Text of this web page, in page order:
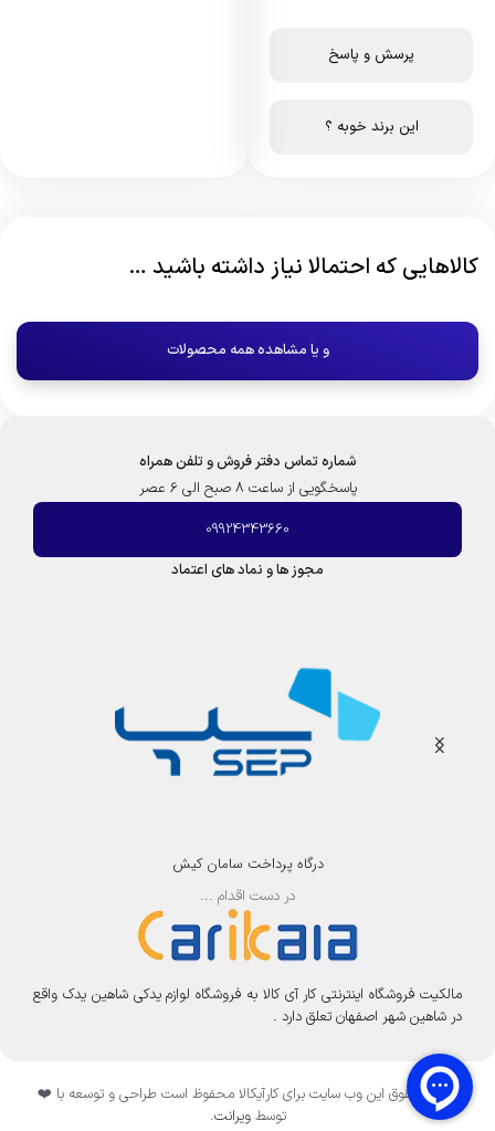
پرسش و پاسخ
این برند خوبه ؟
کالاهایی که احتمالا نیاز داشته باشید …
و یا مشاهده همه محصولات
شماره تماس دفتر فروش و تلفن همراه
پاسخگویی از ساعت 8 صبح الی 6 عصر
09924343660
مجوز ها و نماد های اعتماد
درگاه پرداخت سامان کیش
در دست اقدام ...
مالکیت فروشگاه اینترنتی کار آی کالا به فروشگاه لوازم یدکی شاهین یدک واقع
در شاهین شهر اصفهان تعلق دارد .
تمامی حقوق این وب سایت برای کارآیکالا محفوظ است طراحی و توسعه با ❤️
توسطویرانت.